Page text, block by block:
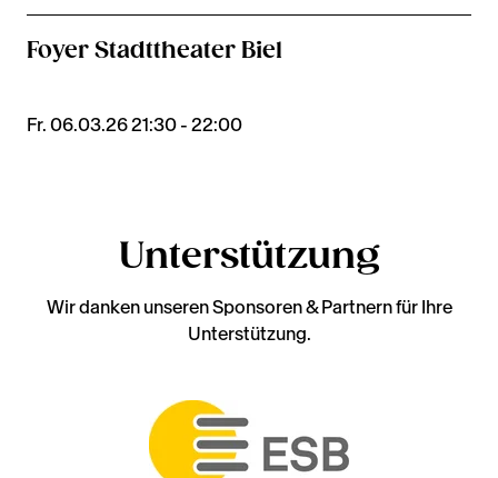
Foyer Stadttheater Biel
Fr. 06.03.26 21:30 - 22:00
Unterstützung
Wir danken unseren Sponsoren & Partnern für Ihre
Unterstützung.